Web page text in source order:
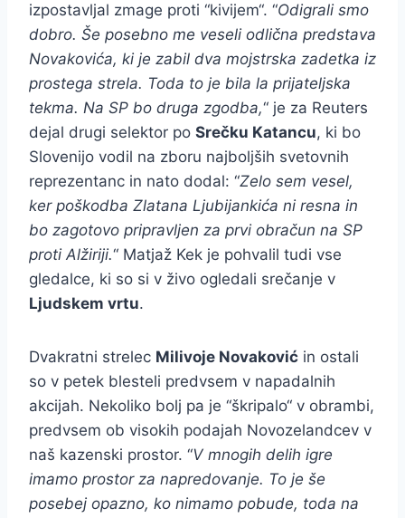
izpostavljal zmage proti “kivijem“. “Odigrali smo
dobro. Še posebno me veseli odlična predstava
Novakovića, ki je zabil dva mojstrska zadetka iz
prostega strela. Toda to je bila la prijateljska
tekma. Na SP bo druga zgodba,“ je za Reuters
dejal drugi selektor po Srečku Katancu, ki bo
Slovenijo vodil na zboru najboljših svetovnih
reprezentanc in nato dodal: “Zelo sem vesel,
ker poškodba Zlatana Ljubijankića ni resna in
bo zagotovo pripravljen za prvi obračun na SP
proti Alžiriji.“ Matjaž Kek je pohvalil tudi vse
gledalce, ki so si v živo ogledali srečanje v
Ljudskem vrtu.
Dvakratni strelec Milivoje Novaković in ostali
so v petek blesteli predvsem v napadalnih
akcijah. Nekoliko bolj pa je “škripalo“ v obrambi,
predvsem ob visokih podajah Novozelandcev v
naš kazenski prostor. “V mnogih delih igre
imamo prostor za napredovanje. To je še
posebej opazno, ko nimamo pobude, toda na